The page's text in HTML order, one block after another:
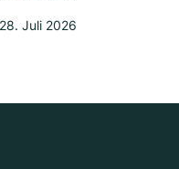
28. Juli 2026